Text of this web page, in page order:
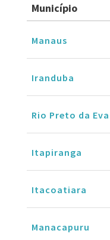
Município
Manaus
Iranduba
Rio Preto da Eva
Itapiranga
Itacoatiara
Manacapuru